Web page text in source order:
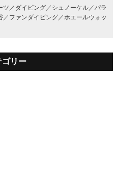
ツ／ ダイビング／ シュノーケル／ パラ
／ ファンダイビング／ ホエールウォッ
ゴリー